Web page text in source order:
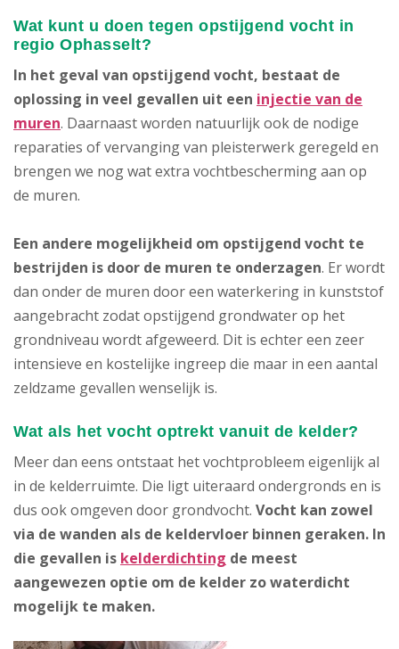
Wat kunt u doen tegen opstijgend vocht in
regio Ophasselt?
In het geval van opstijgend vocht, bestaat de
oplossing in veel gevallen uit een injectie van de
muren. Daarnaast worden natuurlijk ook de nodige
reparaties of vervanging van pleisterwerk geregeld en
brengen we nog wat extra vochtbescherming aan op
de muren.
Een andere mogelijkheid om opstijgend vocht te
bestrijden is door de muren te onderzagen. Er wordt
dan onder de muren door een waterkering in kunststof
aangebracht zodat opstijgend grondwater op het
grondniveau wordt afgeweerd. Dit is echter een zeer
intensieve en kostelijke ingreep die maar in een aantal
zeldzame gevallen wenselijk is.
Wat als het vocht optrekt vanuit de kelder?
Meer dan eens ontstaat het vochtprobleem eigenlijk al
in de kelderruimte. Die ligt uiteraard ondergronds en is
dus ook omgeven door grondvocht. Vocht kan zowel
via de wanden als de keldervloer binnen geraken. In
die gevallen is kelderdichting de meest
aangewezen optie om de kelder zo waterdicht
mogelijk te maken.